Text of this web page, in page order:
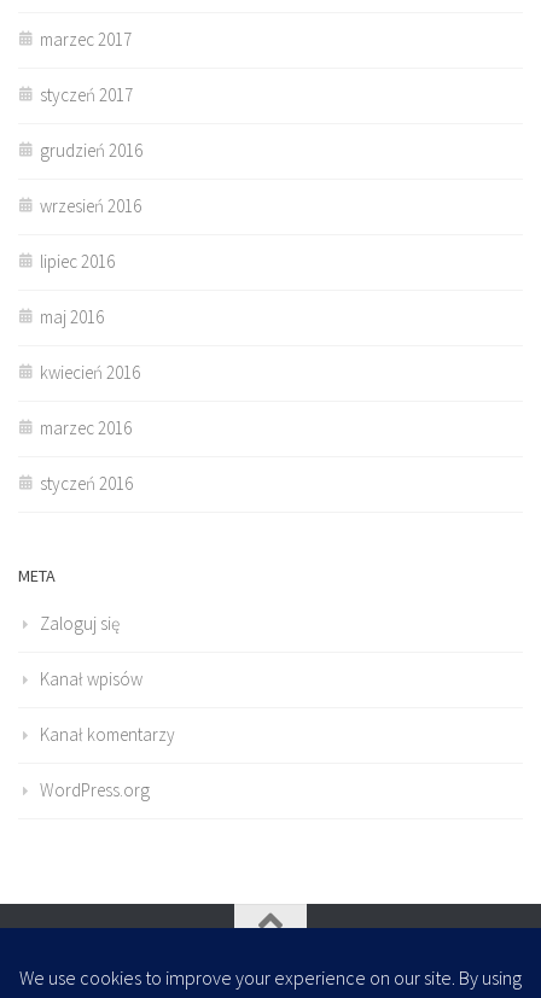
marzec 2017
styczeń 2017
grudzień 2016
wrzesień 2016
lipiec 2016
maj 2016
kwiecień 2016
marzec 2016
styczeń 2016
META
Zaloguj się
Kanał wpisów
Kanał komentarzy
WordPress.org